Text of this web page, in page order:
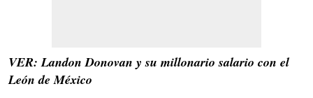
VER: Landon Donovan y su millonario salario con el
León de México